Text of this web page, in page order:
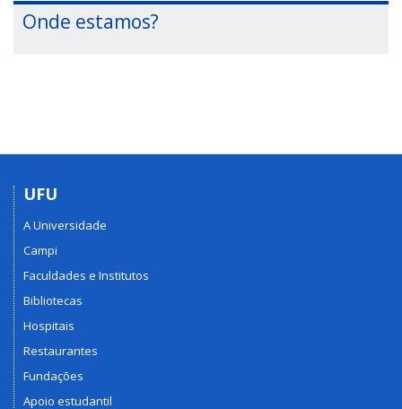
Onde estamos?
UFU
A Universidade
Campi
Faculdades e Institutos
Bibliotecas
Hospitais
Restaurantes
Fundações
Apoio estudantil